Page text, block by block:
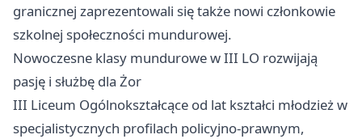
granicznej zaprezentowali się także nowi członkowie
szkolnej społeczności mundurowej.
Nowoczesne klasy mundurowe w III LO rozwijają
pasję i służbę dla Żor
III Liceum Ogólnokształcące od lat kształci młodzież w
specjalistycznych profilach policyjno-prawnym,